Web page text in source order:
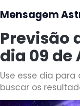
Mensagem
Previsão
dia 09 de
Use esse dia
buscar os